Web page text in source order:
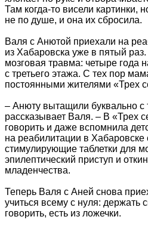
Там когда-то висели картинки,
не по душе, и она их сбросила.
Валя с Анютой приехали на
из Хабаровска уже в пятый
мозговая травма: четыре года
с третьего этажа. С тех пор
постоянными жителями «Трех
– Анюту вытащили буквально с
рассказывает Валя. – В «Трех
говорить и даже вспомнила
на реабилитации в Хабаровске
стимулирующие таблетки для
эпилептический приступ и
младенчества.
Теперь Валя с Аней снова
учиться всему с нуля: держать
говорить, есть из ложечки.